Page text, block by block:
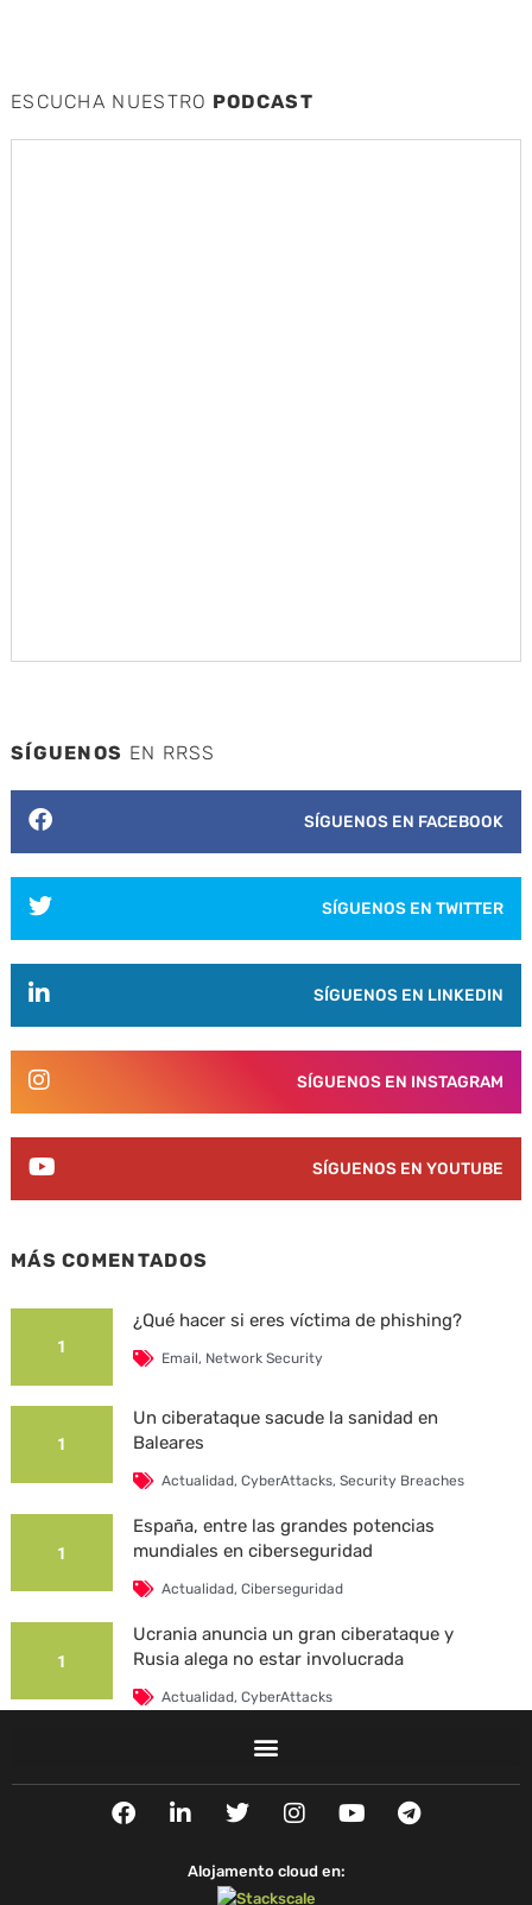
ESCUCHA NUESTRO PODCAST
SÍGUENOS EN RRSS
SÍGUENOS EN FACEBOOK
SÍGUENOS EN TWITTER
SÍGUENOS EN LINKEDIN
SÍGUENOS EN INSTAGRAM
SÍGUENOS EN YOUTUBE
MÁS COMENTADOS
1
¿Qué hacer si eres víctima de phishing?
Email, Network Security
1
Un ciberataque sacude la sanidad en
Baleares
Actualidad,CyberAttacks,Security Breaches
1
España, entre las grandes potencias
mundiales en ciberseguridad
Actualidad,Ciberseguridad
1
Ucrania anuncia un gran ciberataque y
Rusia alega no estar involucrada
Actualidad,CyberAttacks
La Universidad Autónoma de Barcelona es
Actualidad,CyberAttacks ,Security Breaches
F
a
L
i
k
T
w
t
t
I
n
t
a
Y
o
T
e
Alojamento cloud en: